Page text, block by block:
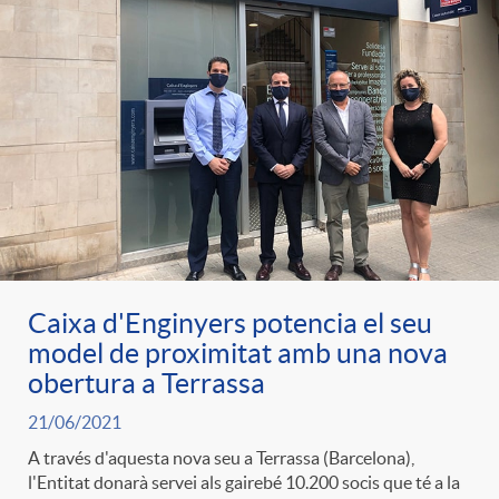
r
o
C
a
t
e
n
g
u
t
s
Caixa d'Enginyers potencia el seu
model de proximitat amb una nova
obertura a Terrassa
21/06/2021
A través d'aquesta nova seu a Terrassa (Barcelona),
l'Entitat donarà servei als gairebé 10.200 socis que té a la